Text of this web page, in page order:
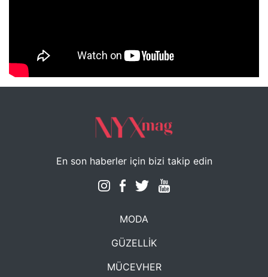
NYXmag 2. Yaş Kutlama Etkinliği
En son haberler için bizi takip edin
MODA
GÜZELLİK
MÜCEVHER